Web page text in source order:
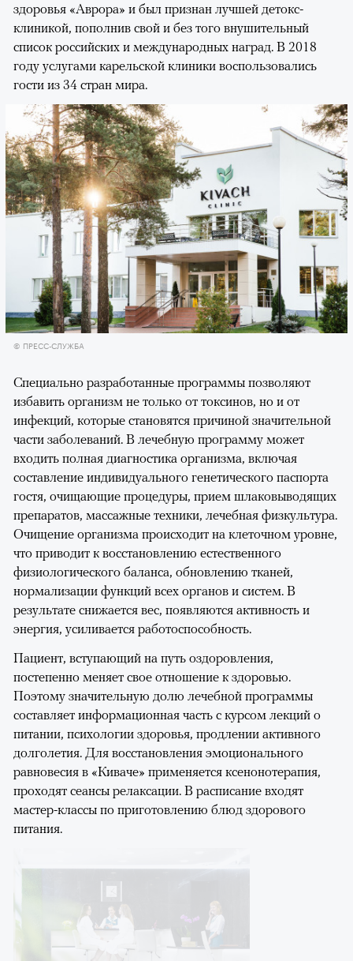
здоровья «Аврора» и был признан лучшей детокс-
клиникой, пополнив свой и без того внушительный
список российских и международных наград. В 2018
году услугами карельской клиники воспользовались
гости из 34 стран мира.
© ПРЕСС-СЛУЖБА
Специально разработанные программы позволяют
избавить организм не только от токсинов, но и от
инфекций, которые становятся причиной значительной
части заболеваний. В лечебную программу может
входить полная диагностика организма, включая
составление индивидуального генетического паспорта
гостя, очищающие процедуры, прием шлаковыводящих
препаратов, массажные техники, лечебная физкультура.
Очищение организма происходит на клеточном уровне,
что приводит к восстановлению естественного
физиологического баланса, обновлению тканей,
нормализации функций всех органов и систем. В
результате снижается вес, появляются активность и
энергия, усиливается работоспособность.
Пациент, вступающий на путь оздоровления,
постепенно меняет свое отношение к здоровью.
Поэтому значительную долю лечебной программы
составляет информационная часть с курсом лекций о
питании, психологии здоровья, продлении активного
долголетия. Для восстановления эмоционального
равновесия в «Киваче» применяется ксенонотерапия,
проходят сеансы релаксации. В расписание входят
мастер-классы по приготовлению блюд здорового
питания.